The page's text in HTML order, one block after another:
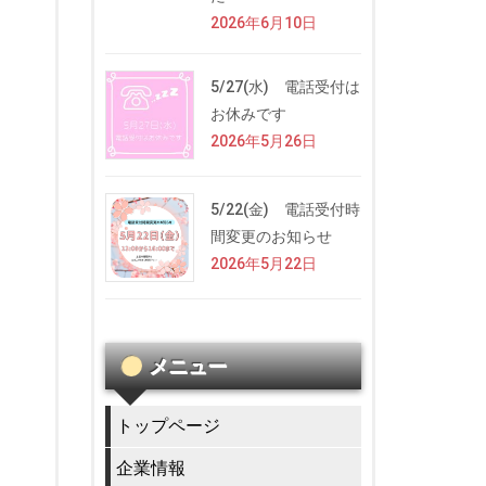
2026年6月10日
5/27(水) 電話受付は
お休みです
2026年5月26日
5/22(金) 電話受付時
間変更のお知らせ
2026年5月22日
メニュー
トップページ
企業情報